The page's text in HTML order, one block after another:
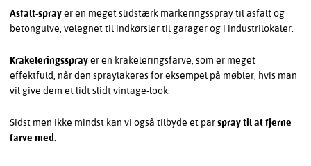
Asfalt-sprayer en meget slidstærk markeringsspray til asfalt og
betongulve, velegnet til indkørsler til garager og i industrilokaler.
Krakeleringssprayer en krakeleringsfarve, som er meget
effektfuld, når den spraylakeres for eksempel på møbler, hvis man
vil give dem et lidt slidt vintage-look.
Sidst men ikke mindst kan vi også tilbyde et parspray til at fjerne
farve med.